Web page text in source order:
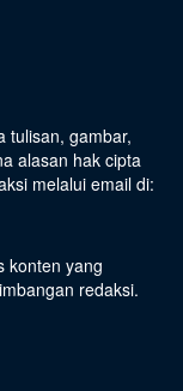
tulisan, gambar,
alasan hak cipta
melalui email di:
konten yang
redaksi.